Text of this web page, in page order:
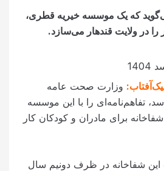
که یک موسسه خیریه قطری،
وزارت صحت عامه
چهارشنبه، 29 اسد، تفاهم‌نامه‌ای را با این موسسه
برای مادران و کودکان کار
شفاخانه در ظرف دونیم سال